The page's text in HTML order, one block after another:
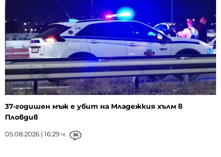
37-годишен мъж е убит на Младежкия хълм в
Пловдив
05.08.2026 | 16:29 ч. 36